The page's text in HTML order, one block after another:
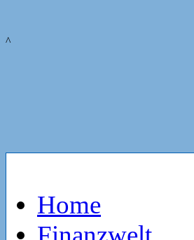
^
Home